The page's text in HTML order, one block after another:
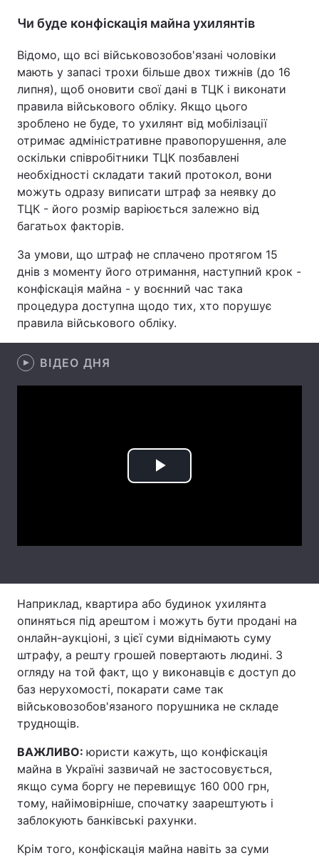
Зброя Інциденти
Цікавинки Погода
Екологія Регіони
Лонгріди
Відео з Youtube Статті
Інтерв'ю Думки
Контакти
Послуги
Чи буде конфіскація майна ухилянтів
Відомо, що всі військовозобов'язані чоловіки
мають у запасі трохи більше двох тижнів (до 16
липня), щоб оновити свої дані в ТЦК і виконати
правила військового обліку. Якщо цього
зроблено не буде, то ухилянт від мобілізації
отримає адміністративне правопорушення, але
оскільки співробітники ТЦК позбавлені
необхідності складати такий протокол, вони
можуть одразу виписати штраф за неявку до
ТЦК - його розмір варіюється залежно від
багатьох факторів.
За умови, що штраф не сплачено протягом 15
днів з моменту його отримання, наступний крок -
конфіскація майна - у воєнний час така
процедура доступна щодо тих, хто порушує
правила військового обліку.
ВІДЕО ДНЯ
Play
Наприклад, квартира або будинок ухилянта
опиняться під арештом і можуть бути продані на
онлайн-аукціоні, з цієї суми віднімають суму
штрафу, а решту грошей повертають людині. З
огляду на той факт, що у виконавців є доступ до
баз нерухомості, покарати саме так
військовозобов'язаного порушника не складе
труднощів.
ВАЖЛИВО: юристи кажуть, що конфіскація
майна в Україні зазвичай не застосовується,
якщо сума боргу не перевищує 160 000 грн,
тому, найімовірніше, спочатку заарештують і
заблокують банківські рахунки.
Крім того, конфіскація майна навіть за суми